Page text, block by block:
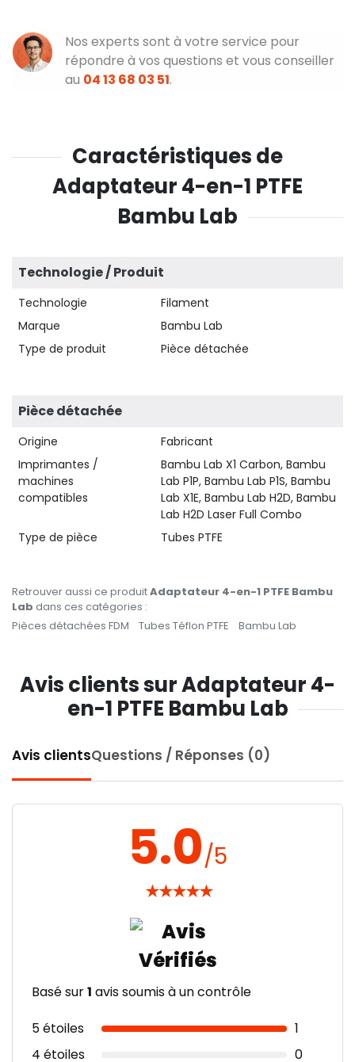
Nos experts sont à votre service pour
répondre à vos questions et vous conseiller
au 04 13 68 03 51.
Caractéristiques de
Adaptateur 4-en-1 PTFE
Bambu Lab
Technologie / Produit
Technologie
Filament
Marque
Bambu Lab
Type de produit
Pièce détachée
Pièce détachée
Origine
Fabricant
Imprimantes /
machines
compatibles
Bambu Lab X1 Carbon, Bambu
Lab P1P, Bambu Lab P1S, Bambu
Lab X1E, Bambu Lab H2D, Bambu
Lab H2D Laser Full Combo
Type de pièce
Tubes PTFE
Retrouver aussi ce produitAdaptateur 4-en-1 PTFE Bambu
Lab dans ces catégories :
Pièces détachées FDM
Tubes Téflon PTFE Bambu Lab
Avis clients sur Adaptateur 4-
en-1 PTFE Bambu Lab
Avis clientsQuestions / Réponses (0)
5.0/5
★★★★★
Basé sur1 avis soumis à un contrôle
5 étoiles
1
4 étoiles
0